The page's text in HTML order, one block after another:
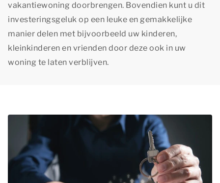
vakantiewoning doorbrengen. Bovendien kunt u dit
investeringsgeluk op een leuke en gemakkelijke
manier delen met bijvoorbeeld uw kinderen,
kleinkinderen en vrienden door deze ook in uw
woning te laten verblijven.